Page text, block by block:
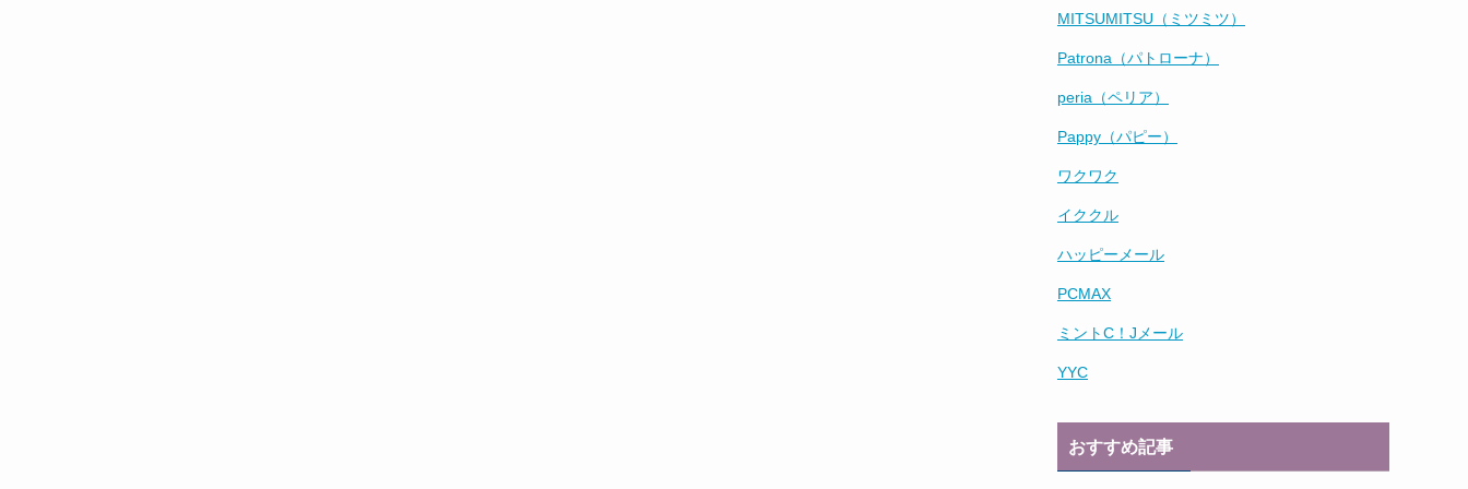
MITSUMITSU（ミツミツ）
Patrona（パトローナ）
peria（ペリア）
Pappy（パピー）
ワクワク
イククル
ハッピーメール
PCMAX
ミントC！Jメール
YYC
おすすめ記事